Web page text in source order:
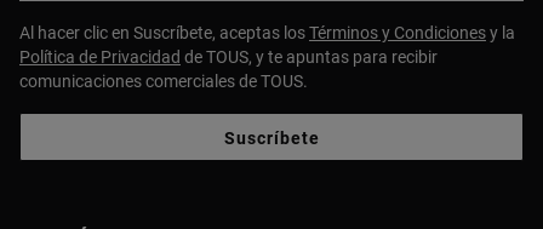
Al hacer clic en Suscríbete, aceptas losTérminos y Condicionesy la
Política de Privacidad de TOUS, y te apuntas para recibir
comunicaciones comerciales de TOUS.
Suscríbete